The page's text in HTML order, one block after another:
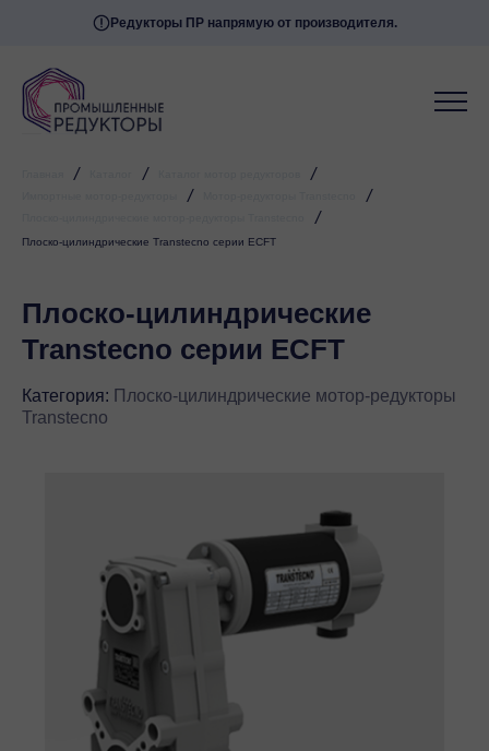
Редукторы ПР напрямую от производителя.
/ / /
/ /
/
Плоско-цилиндрические Transtecno серии ECFT
Плоско-цилиндрические
Transtecno серии ECFT
Категория: Плоско-цилиндрические мотор-редукторы
Transtecno